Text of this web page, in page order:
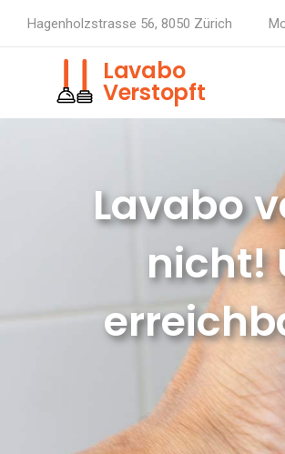
Hagenholzstrasse 56, 8050 Zürich
Lavabo
Verstopft
Lavabo
nicht!